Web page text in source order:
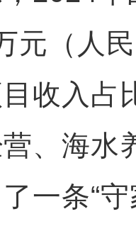
元（人
收入占
、海水
一条“